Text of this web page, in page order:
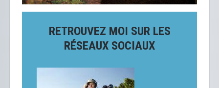
RETROUVEZ MOI SUR LES
RÉSEAUX SOCIAUX